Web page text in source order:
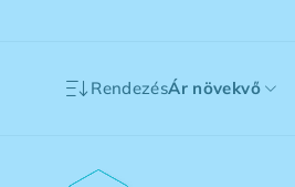
RendezésÁr növekvő